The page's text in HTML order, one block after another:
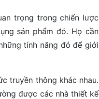
trọng trong chiến lược
sản phẩm đó. Họ cần
tính năng đó để giới
truyền thông khác nhau.
được các nhà thiết kế